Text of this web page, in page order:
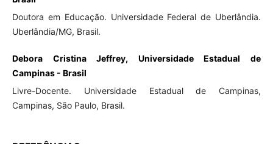
Doutora em Educação. Universidade Federal de Uberlândia.
Uberlândia/MG, Brasil.
Debora Cristina Jeffrey, Universidade Estadual de
Campinas - Brasil
Livre-Docente. Universidade Estadual de Campinas,
Campinas, São Paulo, Brasil.